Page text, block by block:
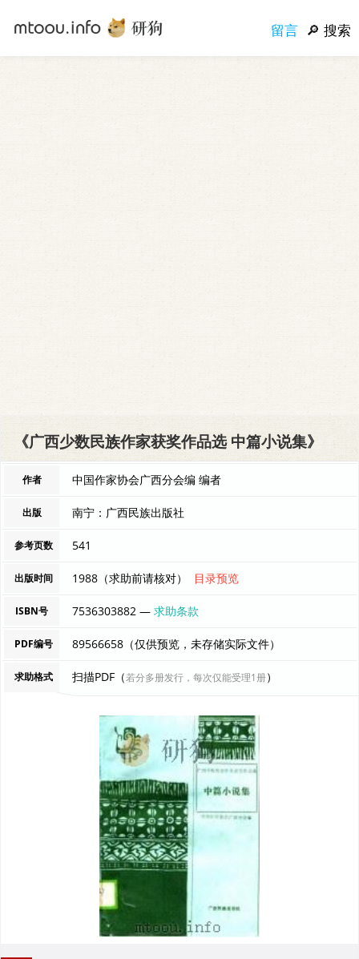
留言 搜索
《广西少数民族作家获奖作品选 中篇小说集》
作者 中国作家协会广西分会编 编者
出版 南宁：广西民族出版社
参考页数 541
出版时间 1988（求助前请核对） 目录预览
ISBN号 7536303882 —求助条款
PDF编号 89566658（仅供预览，未存储实际文件）
求助格式 扫描PDF（若分多册发行，每次仅能受理1册）